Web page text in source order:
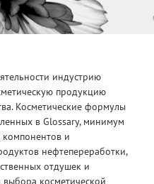
индустрию
продукцию
Косметические формулы
в Glossary, минимум
компонентов и
нефтепереработки,
отдушек и
косметической